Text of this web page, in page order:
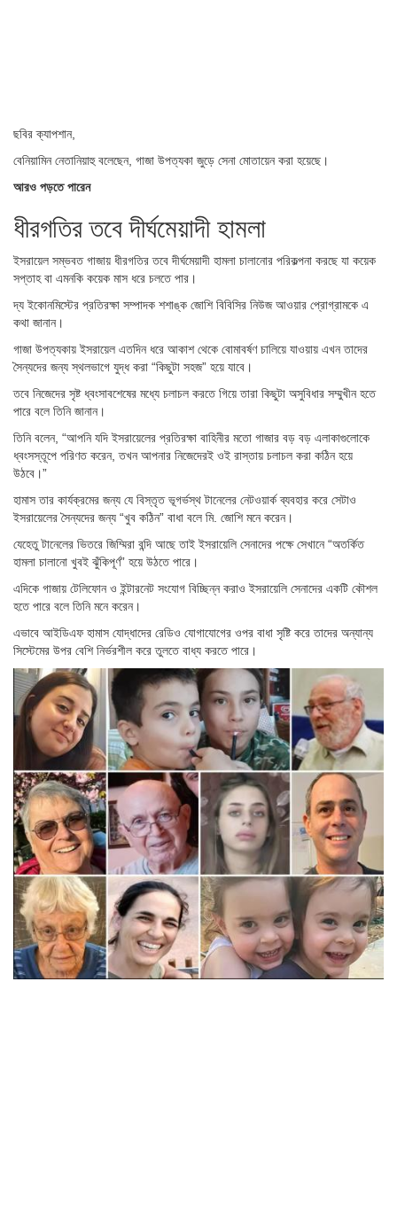
ছবির ক্যাপশান,
বেনিয়ামিন নেতানিয়াহু বলেছেন, গাজা উপত্যকা জুড়ে সেনা মোতায়েন করা হয়েছে।
আরও পড়তে পারেন
ধীরগতির তবে দীর্ঘমেয়াদী হামলা
ইসরায়েল সম্ভবত গাজায় ধীরগতির তবে দীর্ঘমেয়াদী হামলা চালানোর পরিকল্পনা করছে যা কয়েক
সপ্তাহ বা এমনকি কয়েক মাস ধরে চলতে পার।
দ্য ইকোনমিস্টের প্রতিরক্ষা সম্পাদক শশাঙ্ক জোশি বিবিসির নিউজ আওয়ার প্রোগ্রামকে এ
কথা জানান।
গাজা উপত্যকায় ইসরায়েল এতদিন ধরে আকাশ থেকে বোমাবর্ষণ চালিয়ে যাওয়ায় এখন তাদের
সৈন্যদের জন্য স্থলভাগে যুদ্ধ করা “কিছুটা সহজ” হয়ে যাবে।
তবে নিজেদের সৃষ্ট ধ্বংসাবশেষের মধ্যে চলাচল করতে গিয়ে তারা কিছুটা অসুবিধার সম্মুখীন হতে
পারে বলে তিনি জানান।
তিনি বলেন, “আপনি যদি ইসরায়েলের প্রতিরক্ষা বাহিনীর মতো গাজার বড় বড় এলাকাগুলোকে
ধ্বংসস্তূপে পরিণত করেন, তখন আপনার নিজেদেরই ওই রাস্তায় চলাচল করা কঠিন হয়ে
উঠবে।”
হামাস তার কার্যক্রমের জন্য যে বিস্তৃত ভূগর্ভস্থ টানেলের নেটওয়ার্ক ব্যবহার করে সেটাও
ইসরায়েলের সৈন্যদের জন্য “খুব কঠিন” বাধা বলে মি. জোশি মনে করেন।
যেহেতু টানেলের ভিতরে জিম্মিরা বন্দি আছে তাই ইসরায়েলি সেনাদের পক্ষে সেখানে “অতর্কিত
হামলা চালানো খুবই ঝুঁকিপূর্ণ” হয়ে উঠতে পারে।
এদিকে গাজায় টেলিফোন ও ইন্টারনেট সংযোগ বিচ্ছিন্ন করাও ইসরায়েলি সেনাদের একটি কৌশল
হতে পারে বলে তিনি মনে করেন।
এভাবে আইডিএফ হামাস যোদ্ধাদের রেডিও যোগাযোগের ওপর বাধা সৃষ্টি করে তাদের অন্যান্য
সিস্টেমের উপর বেশি নির্ভরশীল করে তুলতে বাধ্য করতে পারে।